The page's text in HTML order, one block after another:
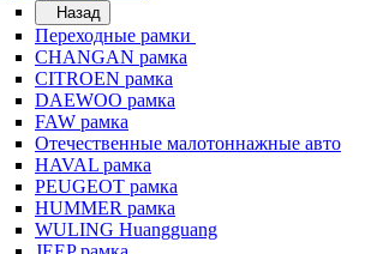
Назад
Переходные рамки
CHANGAN рамка
CITROEN рамка
DAEWOO рамка
FAW рамка
Отечественные малотоннажные авто
HAVAL рамка
PEUGEOT рамка
HUMMER рамка
WULING Huangguang